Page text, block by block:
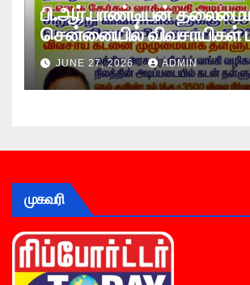
பி.ஆர்.பாண்டியன்
சென்னையில் விவசாயிகள்
உண்ணாவிரத போராட்டம் !
JUNE 27, 2026 ADMIN
முகவரி